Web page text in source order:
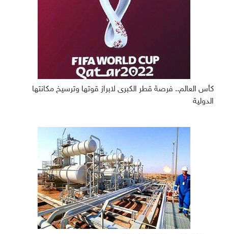
كأس العالم.. فرصة قطر الكبرى لابراز قوتها وترسيخ مكانتها
الدولية